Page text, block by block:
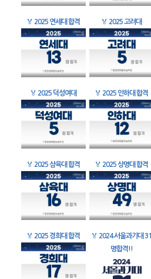
🏅 2025 연세대 합격 🏅 2025 고려대
🏅 2025 덕성여대 🏅 2025 인하대 합격
🏅 2025 삼육대 합격 🏅 2025 상명대 합격
🏅 2025 경희대 합격 🏅 2024 서울과기대 31
명합격!!